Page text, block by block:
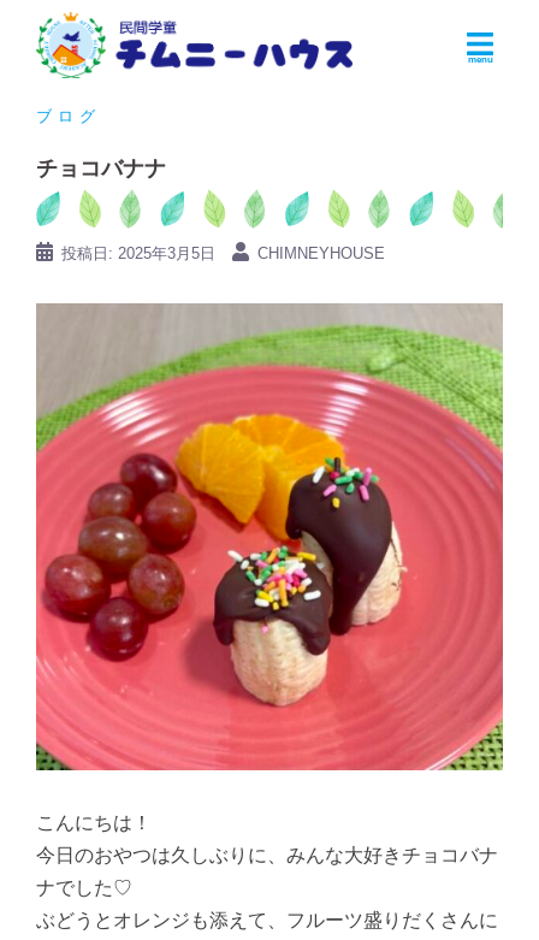
ブログ
チョコバナナ
投稿日: 2025年3月5日 CHIMNEYHOUSE
こんにちは！
今日のおやつは久しぶりに、みんな大好きチョコバナ
ナでした♡
ぶどうとオレンジも添えて、フルーツ盛りだくさんに